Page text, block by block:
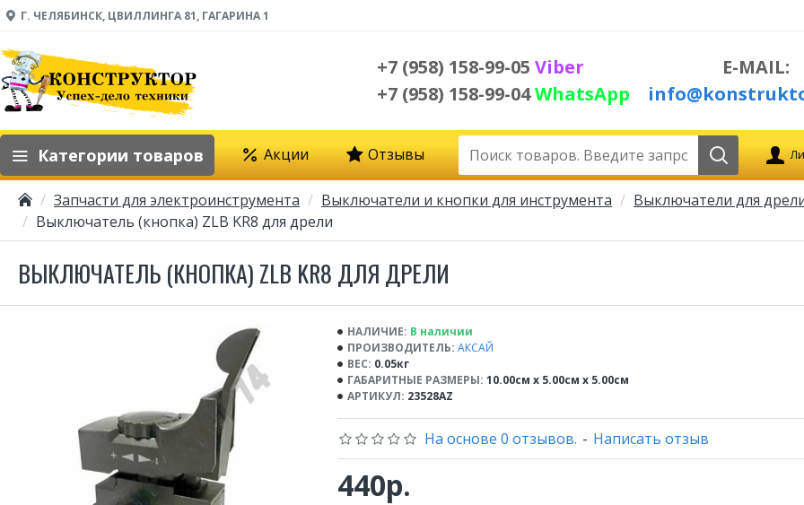
Г. ЧЕЛЯБИНСК, ЦВИЛЛИНГА 81, ГАГАРИНА 1
+7 (958) 158-99-05 Viber
+7 (958) 158-99-04WhatsApp
E-MAIL:
Категории товаров Акции Отзывы
Запчасти для электроинструмента Выключатели и кнопки для инструмента
Выключатели для
Выключатель (кнопка) ZLB KR8 для дрели
ВЫКЛЮЧАТЕЛЬ (КНОПКА) ZLB KR8 ДЛЯ ДРЕЛИ
НАЛИЧИЕ: В наличии
ПРОИЗВОДИТЕЛЬ: АКСАЙ
ВЕС: 0.05кг
ГАБАРИТНЫЕ РАЗМЕРЫ: 10.00см x 5.00см x 5.00см
АРТИКУЛ: 23528AZ
На основе 0 отзывов. - Написать отзыв
440р.